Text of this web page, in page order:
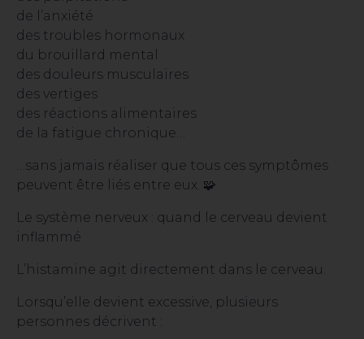
de l’anxiété
des troubles hormonaux
du brouillard mental
des douleurs musculaires
des vertiges
des réactions alimentaires
de la fatigue chronique…
…sans jamais réaliser que tous ces symptômes
peuvent être liés entre eux. 🧩
Le système nerveux : quand le cerveau devient
inflammé
L’histamine agit directement dans le cerveau.
Lorsqu’elle devient excessive, plusieurs
personnes décrivent :